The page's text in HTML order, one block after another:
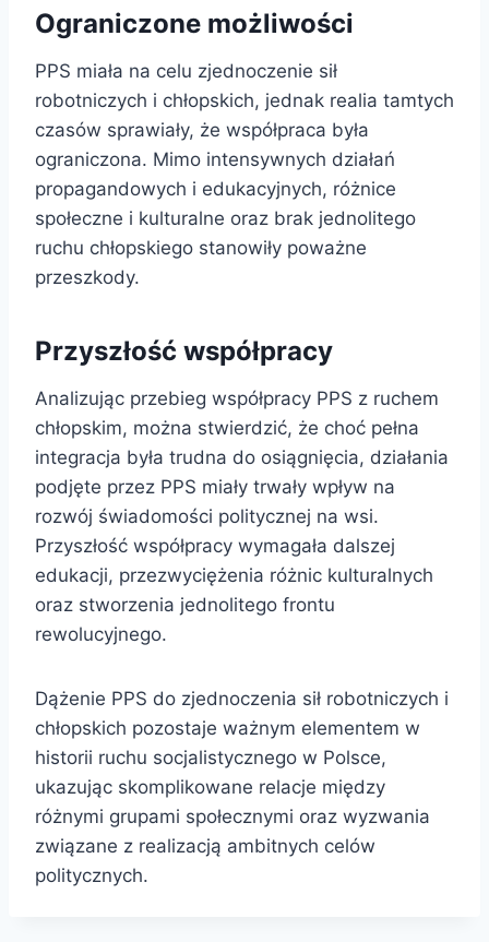
Ograniczone możliwości
PPS miała na celu zjednoczenie sił
robotniczych i chłopskich, jednak realia tamtych
czasów sprawiały, że współpraca była
ograniczona. Mimo intensywnych działań
propagandowych i edukacyjnych, różnice
społeczne i kulturalne oraz brak jednolitego
ruchu chłopskiego stanowiły poważne
przeszkody.
Przyszłość współpracy
Analizując przebieg współpracy PPS z ruchem
chłopskim, można stwierdzić, że choć pełna
integracja była trudna do osiągnięcia, działania
podjęte przez PPS miały trwały wpływ na
rozwój świadomości politycznej na wsi.
Przyszłość współpracy wymagała dalszej
edukacji, przezwyciężenia różnic kulturalnych
oraz stworzenia jednolitego frontu
rewolucyjnego.
Dążenie PPS do zjednoczenia sił robotniczych i
chłopskich pozostaje ważnym elementem w
historii ruchu socjalistycznego w Polsce,
ukazując skomplikowane relacje między
różnymi grupami społecznymi oraz wyzwania
związane z realizacją ambitnych celów
politycznych.